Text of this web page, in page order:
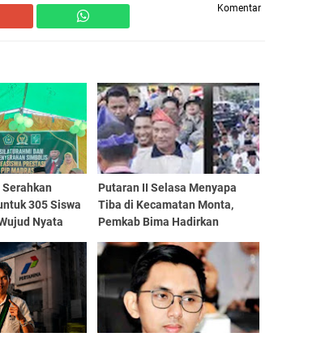
Komentar
305 Siswa
Nyata
Putaran II Selasa Menyapa
Tiba di Kecamatan Monta,
Pemkab Bima Hadirkan
Aspirasi Langsung